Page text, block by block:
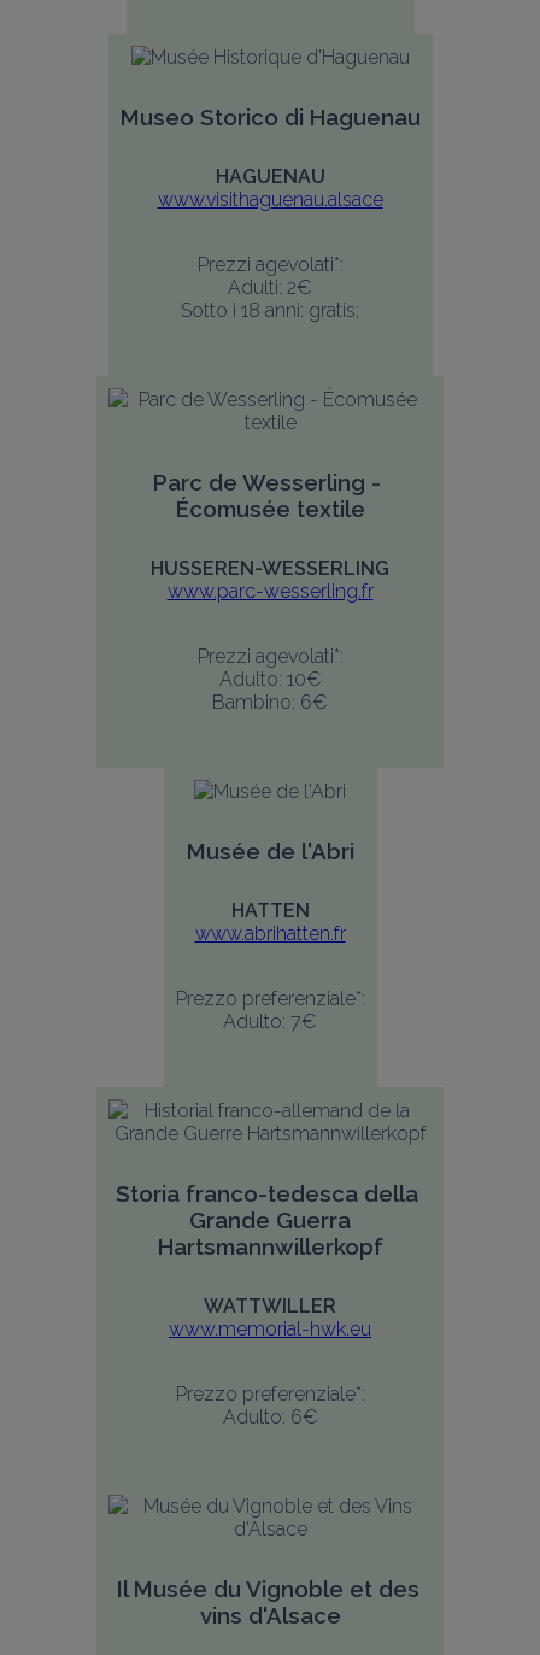
Museo Storico di Haguenau
HAGUENAU
www.visithaguenau.alsace
Prezzi agevolati*:
Adulti: 2€
Sotto i 18 anni: gratis;
Parc de Wesserling -
Écomusée textile
HUSSEREN-WESSERLING
www.parc-wesserling.fr
Prezzi agevolati*:
Adulto: 10€
Bambino: 6€
Musée de l'Abri
HATTEN
www.abrihatten.fr
Prezzo preferenziale*:
Adulto: 7€
Storia franco-tedesca della
Grande Guerra
Hartsmannwillerkopf
WATTWILLER
www.memorial-hwk.eu
Prezzo preferenziale*:
Adulto: 6€
Il Musée du Vignoble et des
vins d'Alsace